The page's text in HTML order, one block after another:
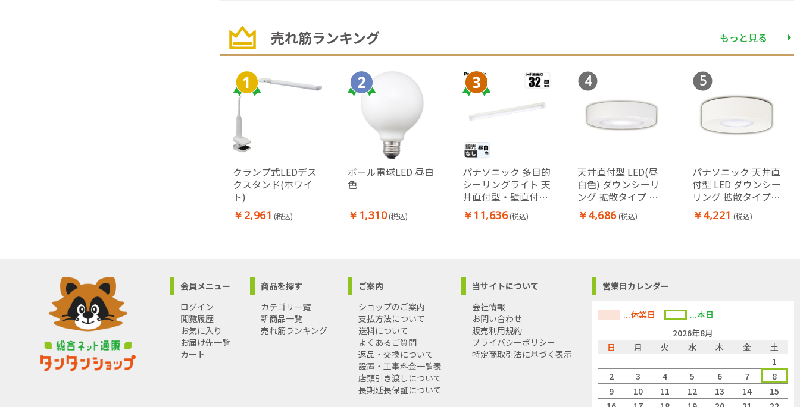
売れ筋ランキング もっと見る
クランプ式LEDデス
クスタンド(ホワイ
ト)
￥2,961 (税込)
ボール電球LED 昼白
色
￥1,310 (税込)
パナソニック 多目的
シーリングライト 天
井直付型・壁直付型
LED 拡散タイプ Hf蛍
光灯32形1灯器具相
￥11,636 (税込)
4
天井直付型 LED(昼
白色) ダウンシーリ
ング 拡散タイプ 小
型 白熱電球60形1灯
器具相当
￥4,686 (税込)
5
パナソニック 天井直
付型 LED ダウンシー
リング 拡散タイプ
小型 白熱電球60形1
灯器具相当
￥4,221 (税込)
会員メニュー
ログイン
閲覧履歴
お気に入り
お届け先一覧
カート
商品を探す
カテゴリ一覧
新商品一覧
売れ筋ランキング
ご案内
ショップのご案内
支払方法について
送料について
よくあるご質問
返品・交換について
設置・工事料金一覧表
店頭引き渡しについて
長期延長保証について
当サイトについて
会社情報
お問い合わせ
販売利用規約
プライバシーポリシー
特定商取引法に基づく表示
営業日カレンダー
...休業日
...本日
2026年8月
日
月 火 水 木 金
土
1
2
3 4 5 6 7
8
9
10 11 12 13 14
15